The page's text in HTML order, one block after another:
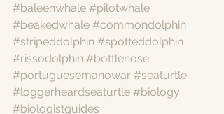
#baleenwhale #pilotwhale
#beakedwhale #commondolphin
#stripeddolphin #spotteddolphin
#rissodolphin #bottlenose
#portuguesemanowar #seaturtle
#loggerheardseaturtle #biology
#biologistguides